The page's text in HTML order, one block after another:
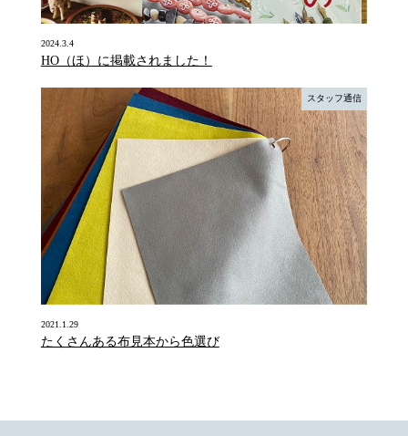
2024.3.4
HO（ほ）に掲載されました！
スタッフ通信
2021.1.29
たくさんある布見本から色選び